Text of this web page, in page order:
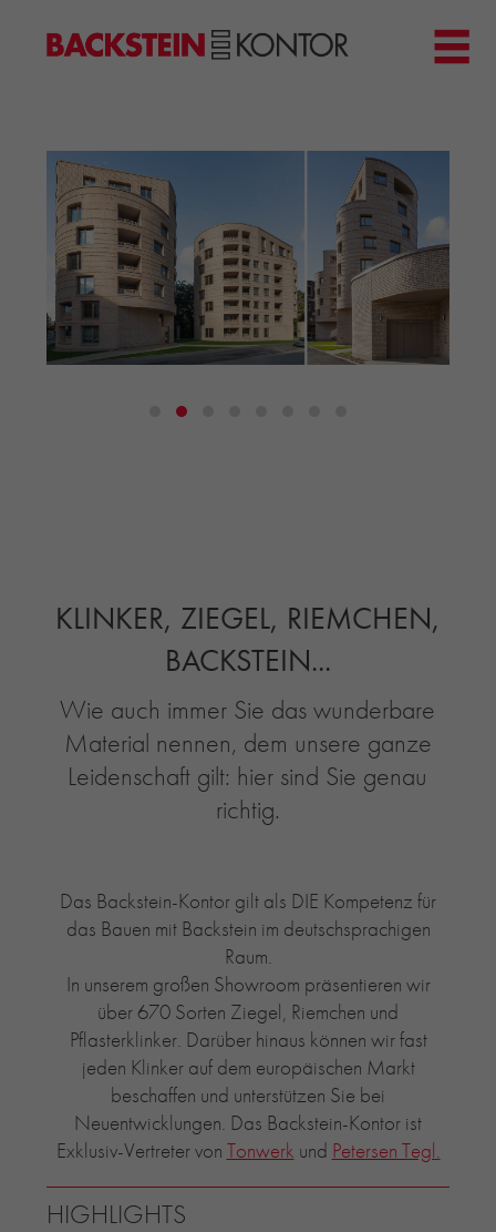
GEWERBE & BÜRO
KIRCHEN
MEHRFAMILIENHÄUSER
MUSEEN
EINFAMILIENHÄUSER
ÖFFENTLICHE BAUTEN
BILDUNG & FORSCHUNG
PRODUKTE
▼
RIEMCHENKOLLEKTIONEN TONWERK
FASSADENPLANUNG (SCHWEIZ)
PRIVATKUNDEN
BLOG
KLINKER, ZIEGEL, RIEMCHEN,
BACKSTEIN...
Wie auch immer Sie das wunderbare
Material nennen, dem unsere ganze
Leidenschaft gilt: hier sind Sie genau
richtig.
Das Backstein-Kontor gilt als DIE Kompetenz für
das Bauen mit Backstein im deutschsprachigen
Raum.
In unserem großen Showroom präsentieren wir
über 670 Sorten Ziegel, Riemchen und
Pflasterklinker. Darüber hinaus können wir fast
jeden Klinker auf dem europäischen Markt
beschaffen und unterstützen Sie bei
Neuentwicklungen. Das Backstein-Kontor ist
Exklusiv-Vertreter von Tonwerk und Petersen Tegl.
HIGHLIGHTS